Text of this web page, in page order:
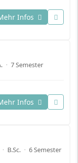
Infos
· 7 Semester
Infos
· B.Sc. · 6 Semester